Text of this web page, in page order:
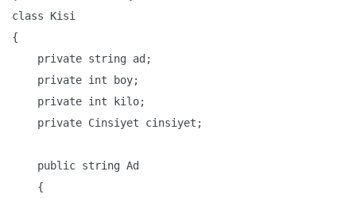
class Kisi
{
    private string ad;
    private int boy;
    private int kilo;
    private Cinsiyet cinsiyet;
    public string Ad
    {